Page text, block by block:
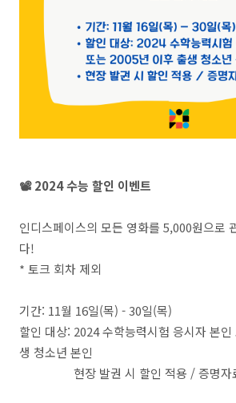
📽 2024 수능 할인 이벤트
인디스페이스의 모든 영화를 5,000원으로
다!
* 토크 회차 제외
기간: 11월 16일(목) - 30일(목)
할인 대상: 2024 수학능력시험 응시자 본
생 청소년 본인
현장 발권 시 할인 적용 / 증명자